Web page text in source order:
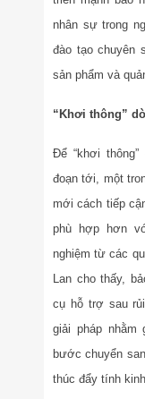
nhân sự trong
đào tạo chuyên
sản phẩm và
“Khơi thông”
Để “khơi
đoạn tới, một
mới cách tiếp
phù hợp hơn
nghiệm từ các
Lan cho thấy,
cụ hỗ trợ sau
giải pháp
bước chuyển
thúc đẩy tính